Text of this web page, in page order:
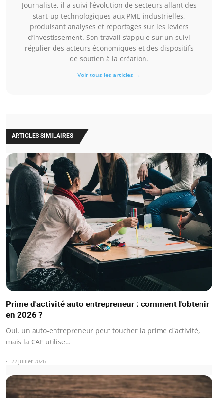
Journaliste, il a suivi l’évolution de secteurs allant des
start-up technologiques aux PME industrielles,
produisant analyses et reportages sur les leviers
d’investissement. Son travail s’appuie sur un suivi
régulier des acteurs économiques et des dispositifs
de soutien à la création.
Voir tous les articles →
ARTICLES SIMILAIRES
Prime d'activité auto entrepreneur : comment l'obtenir
en 2026 ?
Oui, un auto-entrepreneur peut toucher la prime d'activité,
mais la CAF utilise…
22 juillet 2026